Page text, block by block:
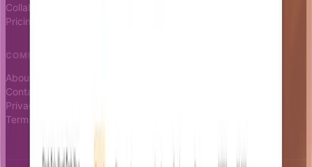
Collaboration
Pricing
COMPANY
About
Contact
Privacy
Terms